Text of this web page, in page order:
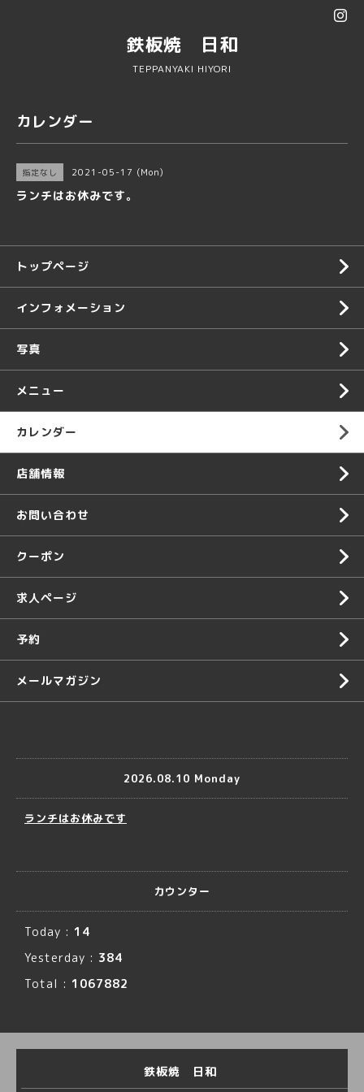
鉄板焼 日和
TEPPANYAKI HIYORI
カレンダー
指定なし 2021-05-17 (Mon)
ランチはお休みです。
トップページ
インフォメーション
写真
メニュー
カレンダー
店舗情報
お問い合わせ
クーポン
求人ページ
予約
メールマガジン
2026.08.10 Monday
ランチはお休みです
カウンター
Today : 14
Yesterday : 384
Total : 1067882
鉄板焼 日和